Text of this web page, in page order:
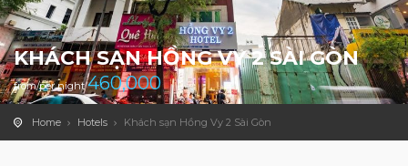
KHÁCH SẠN HỒNG VY 2 SÀI GÒN
from/per night460,000
Home Hotels Khách sạn Hồng Vy 2 Sài Gòn